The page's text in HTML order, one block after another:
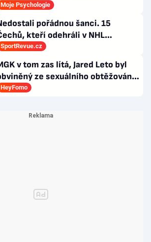
snídani užívají i místní
Moje Psychologie
pořádnou šanci. 15
kteří odehráli v NHL
dva zápasy
SportRevue.cz
v tom zas lítá, Jared Leto byl
ze sexuálního obtěžování
zemřely Bonnie Tyler a Mary
HeyFomo